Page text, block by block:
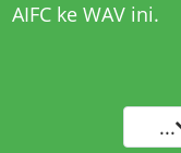
AIFC ke WAVini.
...